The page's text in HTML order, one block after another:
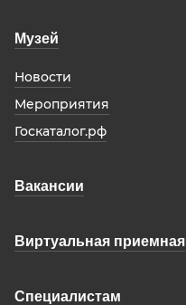
Музей
Новости
Мероприятия
Госкаталог.рф
Вакансии
Виртуальная приемная
Специалистам